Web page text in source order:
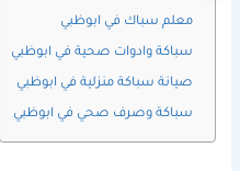
معلم سباك في ابوظبي
سباكة وادوات صحية في ابوظبي
صيانة سباكة منزلية في ابوظبي
سباكة وصرف صحي في ابوظبي